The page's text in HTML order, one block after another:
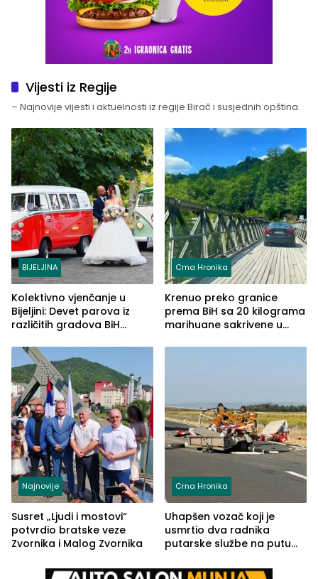
Vijesti iz Regije
– Najnovije vijesti i aktuelnosti iz regije Birač i susjednih opština.
BIJELJINA
Kolektivno vjenčanje u
Bijeljini: Devet parova iz
različitih gradova BiH
Crna Hronika
Krenuo preko granice
prema BiH sa 20 kilograma
marihuane sakrivene u
Najnovije
Susret „Ljudi i mostovi“
potvrdio bratske veze
Zvornika i Malog Zvornika
Crna Hronika
Uhapšen vozač koji je
usmrtio dva radnika
putarske službe na putu
(FOTO)